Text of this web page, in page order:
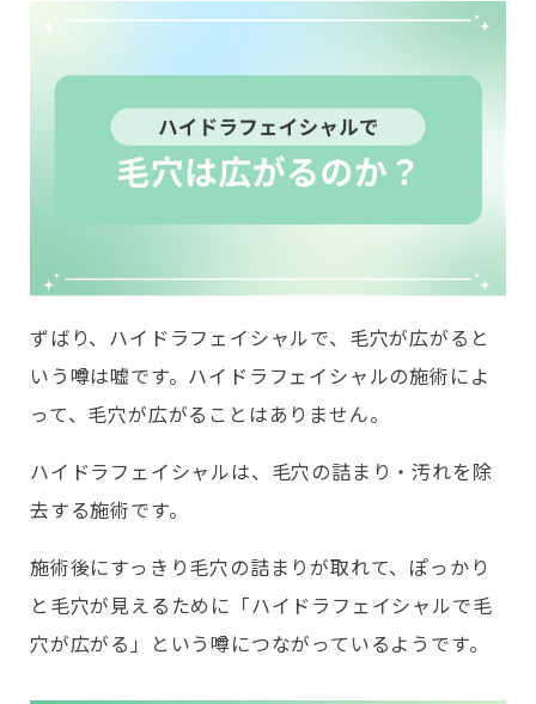
ずばり、ハイドラフェイシャルで、毛穴が広がると
いう噂は嘘です。ハイドラフェイシャルの施術によ
って、毛穴が広がることはありません。
ハイドラフェイシャルは、毛穴の詰まり・汚れを除
去する施術です。
施術後にすっきり毛穴の詰まりが取れて、ぽっかり
と毛穴が見えるために「ハイドラフェイシャルで毛
穴が広がる」という噂につながっているようです。